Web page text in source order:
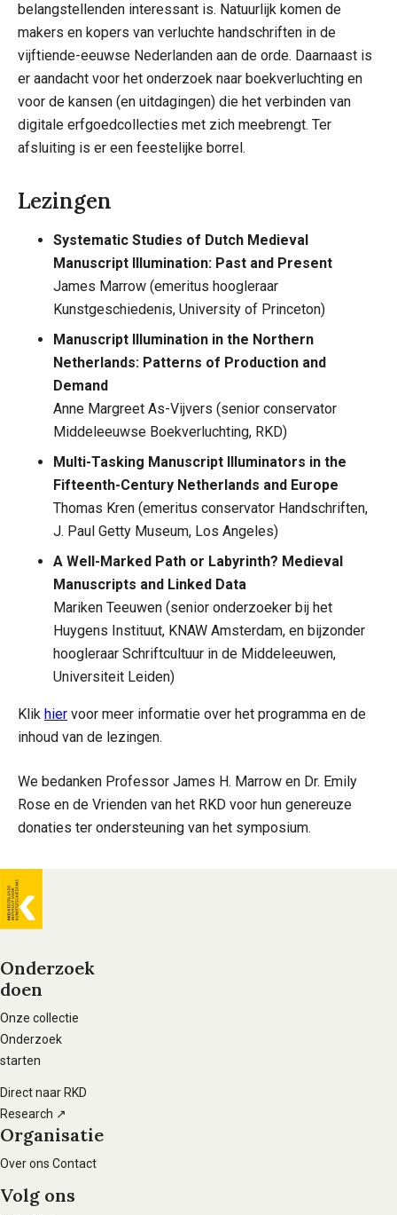
belangstellenden interessant is. Natuurlijk komen de
makers en kopers van verluchte handschriften in de
vijftiende-eeuwse Nederlanden aan de orde. Daarnaast is
er aandacht voor het onderzoek naar boekverluchting en
voor de kansen (en uitdagingen) die het verbinden van
digitale erfgoedcollecties met zich meebrengt. Ter
afsluiting is er een feestelijke borrel.
Lezingen
Systematic Studies of Dutch Medieval
Manuscript Illumination: Past and Present
James Marrow (emeritus hoogleraar
Kunstgeschiedenis, University of Princeton)
Manuscript Illumination in the Northern
Netherlands: Patterns of Production and
Demand
Anne Margreet As-Vijvers (senior conservator
Middeleeuwse Boekverluchting, RKD)
Multi-Tasking Manuscript Illuminators in the
Fifteenth-Century Netherlands and Europe
Thomas Kren (emeritus conservator Handschriften,
J. Paul Getty Museum, Los Angeles)
A Well-Marked Path or Labyrinth? Medieval
Manuscripts and Linked Data
Mariken Teeuwen (senior onderzoeker bij het
Huygens Instituut, KNAW Amsterdam, en bijzonder
hoogleraar Schriftcultuur in de Middeleeuwen,
Universiteit Leiden)
Klik hier voor meer informatie over het programma en de
inhoud van de lezingen.
We bedanken Professor James H. Marrow en Dr. Emily
Rose en de Vrienden van het RKD voor hun genereuze
donaties ter ondersteuning van het symposium.
Algemene
Voet
hoofdnavigatie
Onderzoek
doen
Onze collectie
Onderzoek
starten
Direct naar RKD
Research ↗
Organisatie
Over ons Contact
Volg ons